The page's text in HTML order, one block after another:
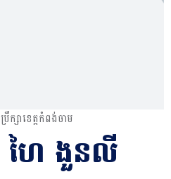
ក្សាខេត្តកំពង់ចាម
ហៃ ងួនលី